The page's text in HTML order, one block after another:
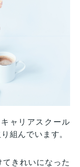
ャリアスクール
組んでいます。
きれいになった